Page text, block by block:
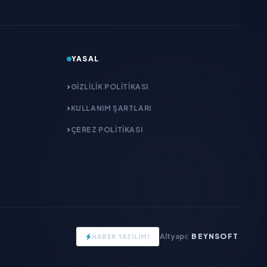
YASAL
GIZLILIK POLITIKASI
KULLANIM ŞARTLARI
ÇEREZ POLITIKASI
HABER YAZILIMI Altyapı: BEYNSOFT